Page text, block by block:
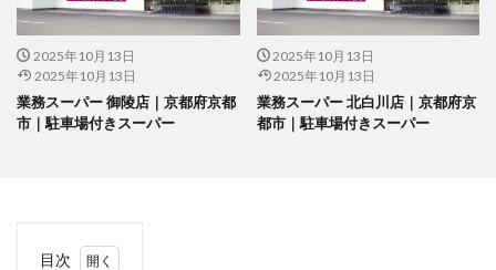
2025年10月13日
2025年10月13日
業務スーパー 御陵店｜京都府京都
市｜駐車場付きスーパー
2025年10月13日
2025年10月13日
業務スーパー 北白川店｜京都府京
都市｜駐車場付きスーパー
目次